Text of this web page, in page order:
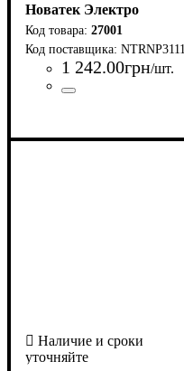
Новатек Электро
27001
NTRNP3111
1 242.00грн/шт.